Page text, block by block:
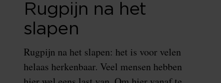
Rugpijn na het
slapen
Rugpijn na het slapen: het is voor velen
helaas herkenbaar. Veel mensen hebben